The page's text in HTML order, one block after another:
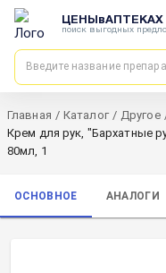
ЦЕНЫвАПТЕКАХ
поиск выгодных
Главная / Каталог / Другое
Крем для рук, "Бархатные
80мл, 1
ОСНОВНОЕ АНАЛОГИ